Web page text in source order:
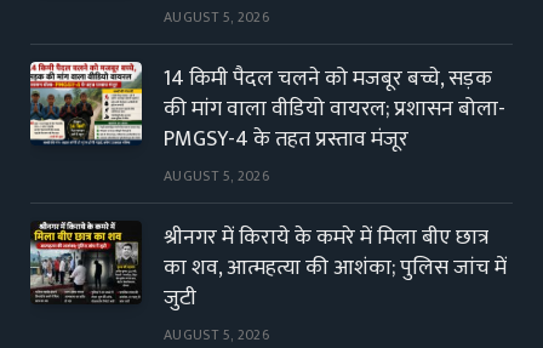
AUGUST 5, 2026
14 किमी पैदल चलने को मजबूर बच्चे, सड़क
की मांग वाला वीडियो वायरल; प्रशासन बोला-
PMGSY-4 के तहत प्रस्ताव मंजूर
AUGUST 5, 2026
श्रीनगर में किराये के कमरे में मिला बीए छात्र
का शव, आत्महत्या की आशंका; पुलिस जांच में
जुटी
AUGUST 5, 2026